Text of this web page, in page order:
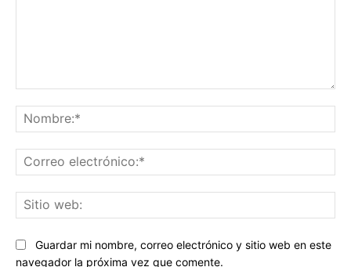
Guardar mi nombre, correo electrónico y sitio web en este
navegador la próxima vez que comente.